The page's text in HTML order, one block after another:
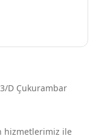
D Çukurambar
hizmetlerimiz ile